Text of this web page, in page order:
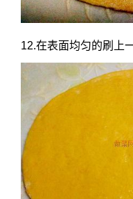
12.在表面均匀的刷上